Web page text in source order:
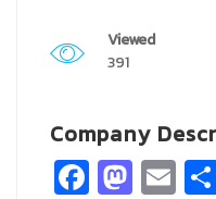
Viewed
391
Company